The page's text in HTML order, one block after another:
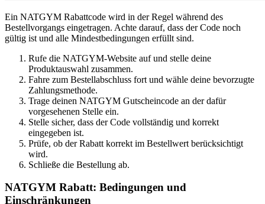
Ein NATGYM Rabattcode wird in der Regel während des
Bestellvorgangs eingetragen. Achte darauf, dass der Code noch
gültig ist und alle Mindestbedingungen erfüllt sind.
Rufe die NATGYM-Website auf und stelle deine
Produktauswahl zusammen.
Fahre zum Bestellabschluss fort und wähle deine bevorzugte
Zahlungsmethode.
Trage deinen NATGYM Gutscheincode an der dafür
vorgesehenen Stelle ein.
Stelle sicher, dass der Code vollständig und korrekt
eingegeben ist.
Prüfe, ob der Rabatt korrekt im Bestellwert berücksichtigt
wird.
Schließe die Bestellung ab.
NATGYM Rabatt: Bedingungen und
Einschränkungen